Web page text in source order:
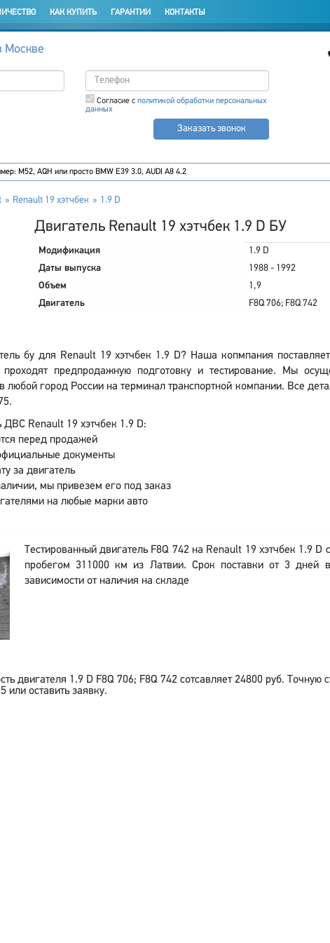
КАК КУПИТЬ ГАРАНТИИ КОНТАКТЫ
Москве
Согласие с политикой обработки персональных
данных
Заказать звонок
Renault 19 хэтчбек 1.9 D
Двигатель Renault 19 хэтчбек 1.9 D БУ
Модификация
1.9 D
Даты выпуска
1988 - 1992
Объем
1,9
Двигатель
F8Q 706; F8Q 742
бу для Renault 19 хэтчбек 1.9 D? Наша копмпания
предпродажную подготовку и тестирование. Мы
любой город России на терминал транспортной компании. Все
ДВС Renault 19 хэтчбек 1.9 D:
перед продажей
документы
за двигатель
мы привезем его под заказ
на любые марки авто
Тестированный двигатель F8Q 742 на Renault 19 хэтчбек 1.9 D с
пробегом 311000 км из Латвии. Срок поставки от 3 дней в
зависимости от наличия на складе
двигателя 1.9 D F8Q 706; F8Q 742 сотсавляет24800 руб.
Точную
или оставить заявку.